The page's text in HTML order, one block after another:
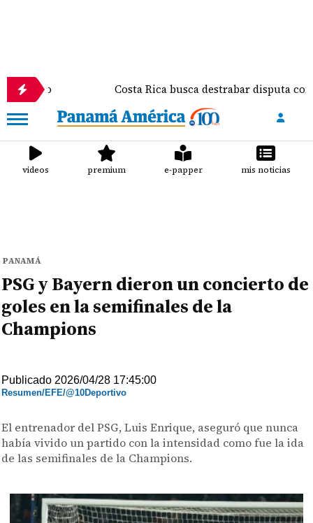
Costa Rica busca destrabar disputa comercial
videos premium e-papper mis noticias
PANAMÁ
PSG y Bayern dieron un concierto de
goles en la semifinales de la
Champions
Publicado 2026/04/28 17:45:00
Resumen/EFE/@10Deportivo
El entrenador del PSG, Luis Enrique, aseguró que nunca
había vivido un partido con la intensidad como fue la ida
de las semifinales de la Champions.